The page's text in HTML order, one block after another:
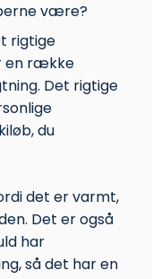
være?
rigtige
en række
Det rigtige
du
det er varmt,
Det er også
har
så det har en